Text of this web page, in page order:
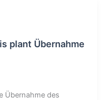
plant Übernahme
Übernahme des